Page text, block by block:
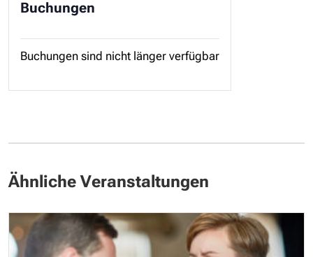
Buchungen
Buchungen sind nicht länger verfügbar
Ähnliche Veranstaltungen